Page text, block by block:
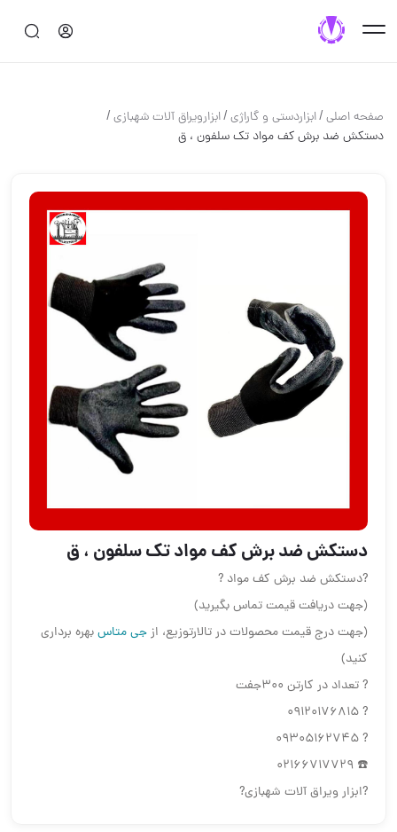
صفحه اصلی/ابزاردستی و گاراژی/ابزارویراق آلات شهبازی/
دستکش ضد برش کف مواد ️تک سلفون ، ق
دستکش ضد برش کف مواد ️تک سلفون ، ق
?دستکش ضد برش کف مواد ?
(جهت دریافت قیمت تماس بگیرید)
(جهت درج قیمت محصولات در تالارتوزیع، ازجی متاسبهره برداری
کنید)
? تعداد در کارتن ۳۰۰جفت
? 09120176815
? 09305162745
☎️ 02166717729
?ابزار ویراق آلات شهبازی?